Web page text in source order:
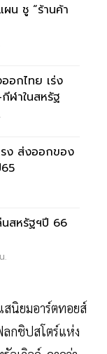
น ชู “ร้านค้า
ไทย เร่ง
ฬาในสหรัฐ
รง ส่งออกของ
นสหรัฐฯปี 66
.
สนิยมอาร์ตทอยส์
กชิปสโตร์แห่ง